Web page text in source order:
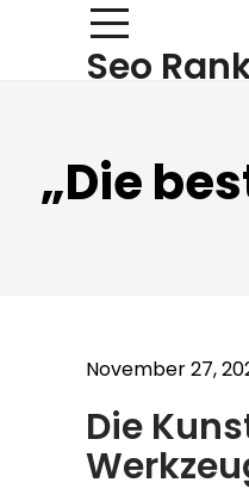
Seo
„Die
November 27,
Die